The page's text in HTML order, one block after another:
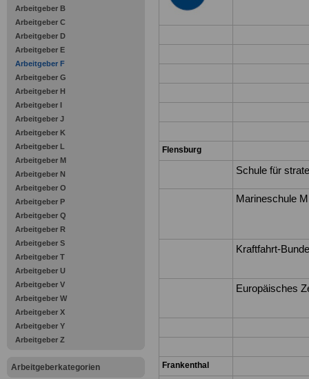
Arbeitgeber B
Arbeitgeber C
Arbeitgeber D
Arbeitgeber E
Arbeitgeber F
Arbeitgeber G
Arbeitgeber H
Arbeitgeber I
Arbeitgeber J
Arbeitgeber K
Arbeitgeber L
Arbeitgeber M
Arbeitgeber N
Arbeitgeber O
Arbeitgeber P
Arbeitgeber Q
Arbeitgeber R
Arbeitgeber S
Arbeitgeber T
Arbeitgeber U
Arbeitgeber V
Arbeitgeber W
Arbeitgeber X
Arbeitgeber Y
Arbeitgeber Z
Arbeitgeberkategorien
Flensburg
Schule für
Marineschule
Kraftfahrt-
Europäisches
Frankenthal